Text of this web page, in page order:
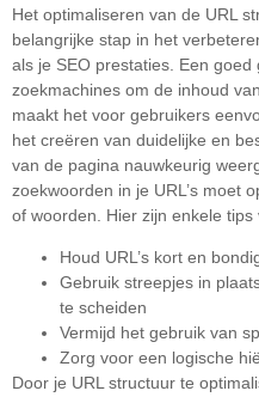
Het optimaliseren van de URL
belangrijke stap in het
als je SEO prestaties. Een
zoekmachines om de inhoud
maakt het voor gebruikers
het creëren van duidelijke en
van de pagina nauwkeurig
zoekwoorden in je URL’s moet
of woorden. Hier zijn enkele
Houd URL’s kort en
Gebruik streepjes in
te scheiden
Vermijd het gebruik van
Zorg voor een logische
Door je URL structuur te